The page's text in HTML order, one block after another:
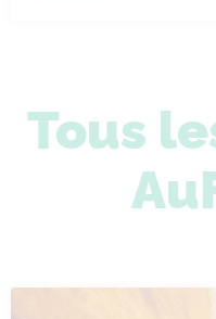
Tous